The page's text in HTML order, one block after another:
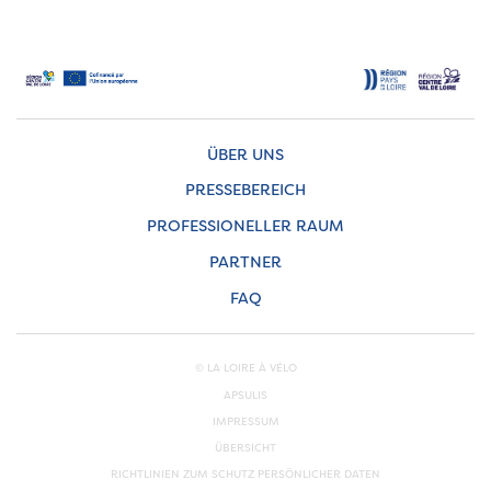
ÜBER UNS
PRESSEBEREICH
PROFESSIONELLER RAUM
PARTNER
FAQ
© LA LOIRE À VÉLO
APSULIS
IMPRESSUM
ÜBERSICHT
RICHTLINIEN ZUM SCHUTZ PERSÖNLICHER DATEN